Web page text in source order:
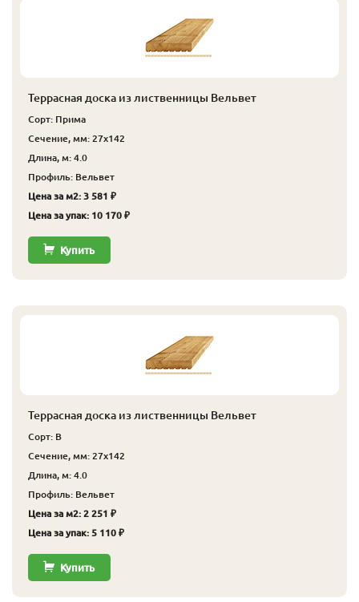
Террасная доска из лиственницы Вельвет
Сорт: Прима
Сечение, мм: 27x142
Длина, м: 4.0
Профиль: Вельвет
Цена за м2: 3 581 ₽
Цена за упак: 10 170 ₽
Купить
Террасная доска из лиственницы Вельвет
Сорт: В
Сечение, мм: 27x142
Длина, м: 4.0
Профиль: Вельвет
Цена за м2: 2 251 ₽
Цена за упак: 5 110 ₽
Купить